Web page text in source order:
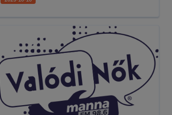
egy régi, sokak által tapasztalt
harmonizált megoldást találjanak:
hogyan lehet az árufogadás,
raktározás és nyomon követés
folyamatait egyszerűbbé, gyorsabbá
és pontosabbá tenni szektortól
függetlenül.